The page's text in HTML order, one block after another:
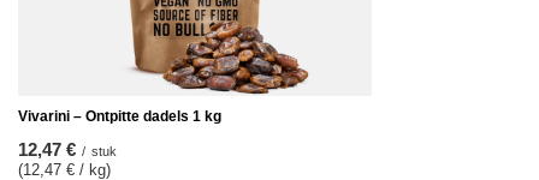
Vivarini – Ontpitte dadels 1 kg
12,47 € / stuk
(12,47 € / kg)